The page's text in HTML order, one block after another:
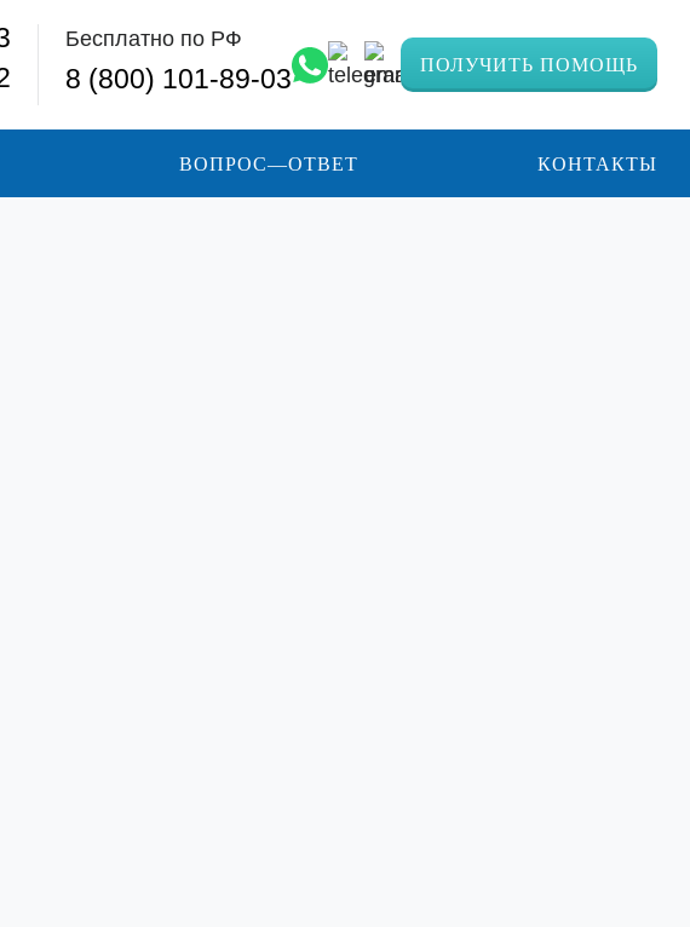
Бесплатно по РФ
8 (800) 101-89-03 ПОЛУЧИТЬ ПОМОЩЬ
ВОПРОС—ОТВЕТ КОНТАКТЫ